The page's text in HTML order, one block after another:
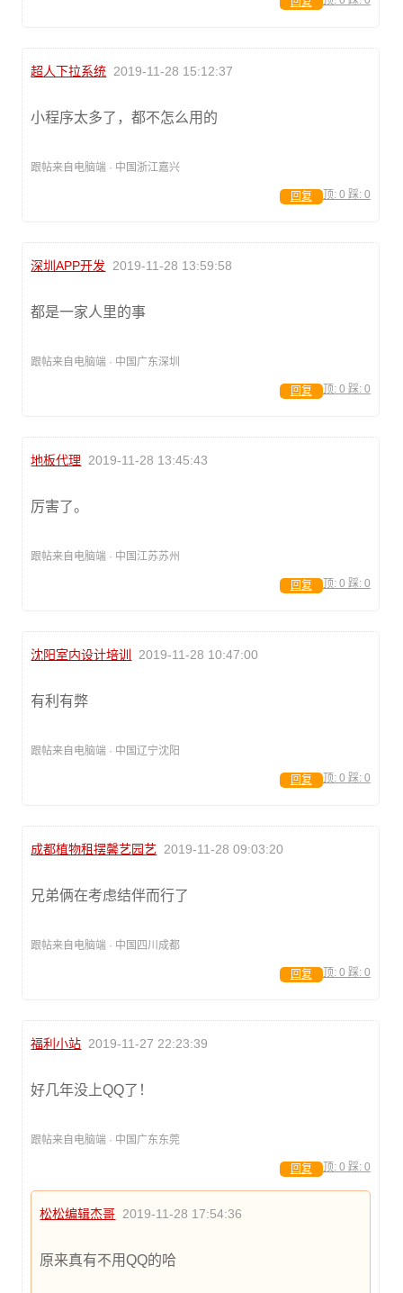
超人下拉系统 2019-11-28 15:12:37
小程序太多了，都不怎么用的
跟帖来自电脑端 · 中国浙江嘉兴
顶: 0 踩: 0
回复
深圳APP开发 2019-11-28 13:59:58
都是一家人里的事
跟帖来自电脑端 · 中国广东深圳
顶: 0 踩: 0
回复
地板代理 2019-11-28 13:45:43
厉害了。
跟帖来自电脑端 · 中国江苏苏州
顶: 0 踩: 0
回复
沈阳室内设计培训 2019-11-28 10:47:00
有利有弊
跟帖来自电脑端 · 中国辽宁沈阳
顶: 0 踩: 0
回复
成都植物租摆馨艺园艺 2019-11-28 09:03:20
兄弟俩在考虑结伴而行了
跟帖来自电脑端 · 中国四川成都
顶: 0 踩: 0
回复
福利小站 2019-11-27 22:23:39
好几年没上QQ了！
跟帖来自电脑端 · 中国广东东莞
顶: 0 踩: 0
回复
松松编辑杰哥 2019-11-28 17:54:36
原来真有不用QQ的哈